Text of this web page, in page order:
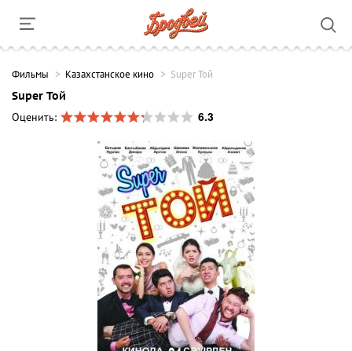
Фильмы Казахстанское кино Super Той
Super Той
Оценить:
6.3